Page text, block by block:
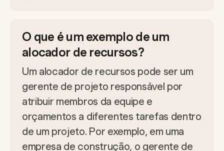
O que é um exemplo de um
alocador de recursos?
Um alocador de recursos pode ser um
gerente de projeto responsável por
atribuir membros da equipe e
orçamentos a diferentes tarefas dentro
de um projeto. Por exemplo, em uma
empresa de construção, o gerente de